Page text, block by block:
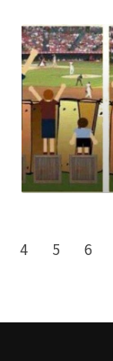
4 5 6